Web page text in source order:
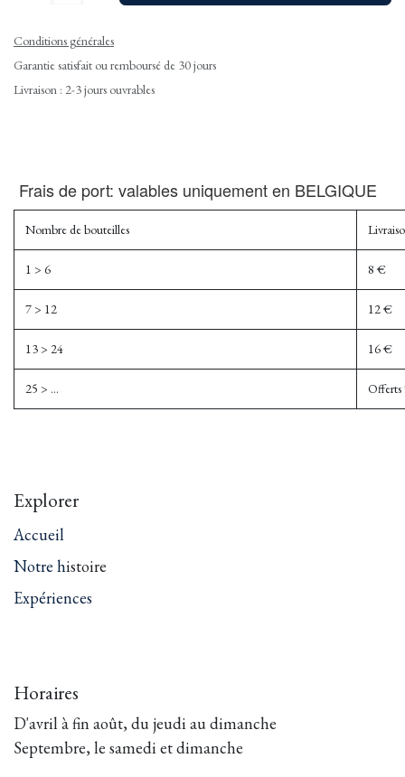
Conditions générales
Garantie satisfait ou remboursé de 30 jours
Livraison : 2-3 jours ouvrables
Frais de port: valables uniquement en BELGIQUE
Nombre de bouteilles
1 > 6 8 €
7 > 12 12 €
13 > 24 16 €
25 > ... Offerts
Explorer
Accueil
Notre histoire
Expériences
Horaires
D'avril à fin août, du jeudi au dimanche
Septembre, le samedi et dimanche